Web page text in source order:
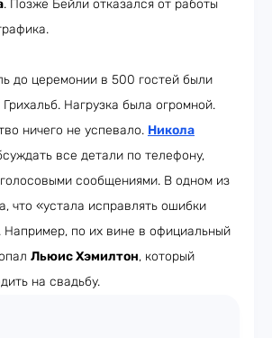
. Позже Бейли отказался от работы
до церемонии в 500 гостей были
Нагрузка была огромной.
ничего не успевало. Никола
все детали по телефону,
сообщениями. В одном из
что «устала исправлять ошибки
Например, по их вине в официальный
Льюис Хэмилтон, который
на свадьбу.